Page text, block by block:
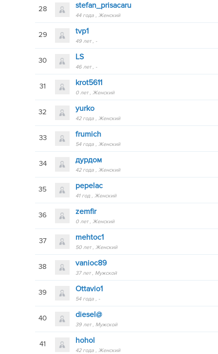
28 stefan_prisacaru
44 года Женский
29 tvp1
49 лет -
30 LS
46 лет -
31 krot5611
0 лет Женский
32 yurko
42 года Женский
33 frumich
54 года Женский
34 дурдом
42 года Женский
35 pepelac
41 год Женский
36 zemfir
0 лет Женский
37 mehtoc1
50 лет Женский
38 vanioc89
37 лет Мужской
39 Ottavio1
54 года -
40 diesel@
39 лет Мужской
41 hohol
42 года Женский